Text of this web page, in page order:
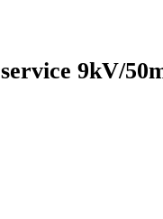
9kV/